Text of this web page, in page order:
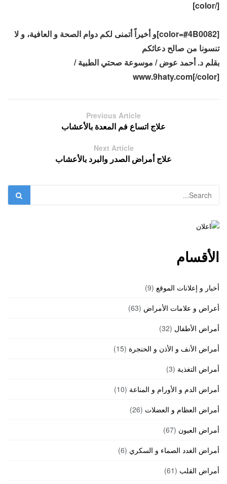
[/color]
[color=#4B0082]و أخيراً أتمنى لكم دوام الصحة و العافية، و لا
تنسونا من صالح دعائكم
بقلم د. أحمد عوض / موسوعة صحتي الطبية /
www.9haty.com[/color]
Previous Article
علاج اتساع فم المعدة بالأعشاب
Next Article
علاج أمراض الصدر والبرد بالأعشاب
الأقسام
أخبار و إعلانات الموقع (9)
أعراض و علامات الأمراض (63)
أمراض الأطفال (32)
أمراض الأنف و الأذن و الحنجرة (15)
أمراض التغذية (3)
أمراض الدم و الأورام و المناعة (10)
أمراض العظام و العضلات (26)
أمراض العيون (67)
أمراض الغدد الصماء و السكري (6)
أمراض القلب (61)